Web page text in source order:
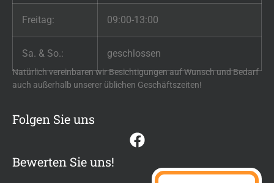
Freitag: 09:00-13:00
Sa. & So.: geschlossen
Natürlich vereinbaren wir Besichtigungen auf Wunsch und Bedarf
auch außerhalb unserer üblichen Geschäftszeiten!
Folgen Sie uns
Bewerten Sie uns!